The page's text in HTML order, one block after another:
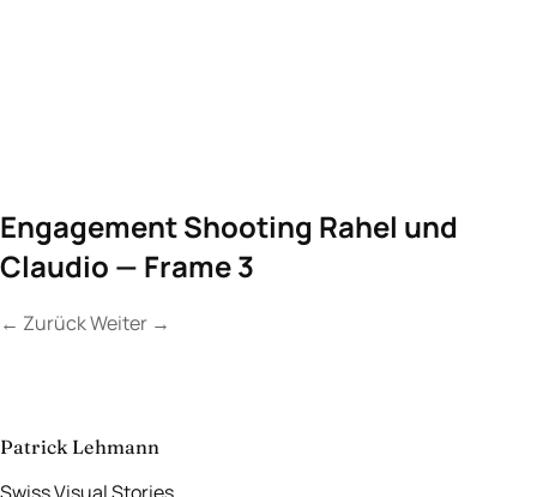
Engagement Shooting Rahel und
Claudio — Frame 3
← ZurückWeiter →
aufnehmen→
Patrick Lehmann